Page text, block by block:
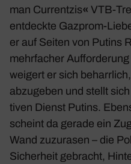
man Curr­entzis« VTB-
entdeckte Gazprom-
er auf Seiten von Putins
mehr­fa­cher
weigert er sich
abzu­geben und stellt
tiven Dienst Putins.
scheint da gerade ein
Wand zuzu­rasen – die
Sicher­heit gebracht,